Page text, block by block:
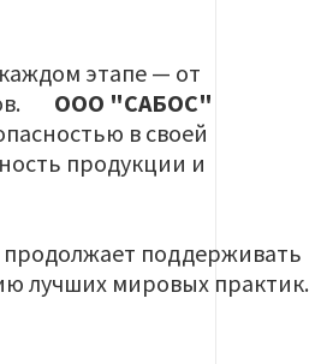
этапе — от
ООО "САБОС"
в своей
продукции и
поддерживать
лучших мировых практик.